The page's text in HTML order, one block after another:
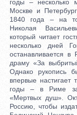
годы – несколько
Москве и
1840 года – на
Николая
который читает
несколько дней
останавливается
драму «За
Однако рукопись
впервые настигает
годы – в Риме
«Мертвых душ».
Россию, чтобы